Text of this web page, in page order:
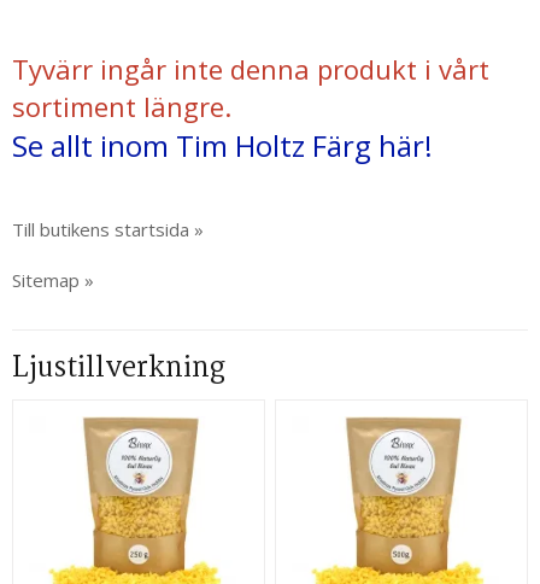
Tyvärr ingår inte denna produkt i vårt
sortiment längre.
Se allt inom Tim Holtz Färg här!
Till butikens startsida »
Sitemap »
Ljustillverkning